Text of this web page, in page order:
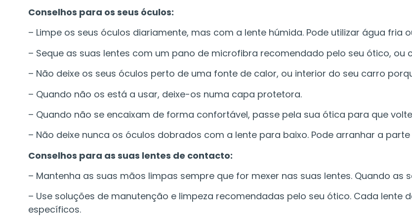
Conselhos para os seus óculos:
– Limpe os seus óculos diariamente, mas com a lente húmida. Pode utilizar água fria
– Seque as suas lentes com um pano de microfibra recomendado pelo seu ótico, ou
– Não deixe os seus óculos perto de uma fonte de calor, ou interior do seu carro
– Quando não os está a usar, deixe-os numa capa protetora.
– Quando não se encaixam de forma confortável, passe pela sua ótica para que
– Não deixe nunca os óculos dobrados com a lente para baixo. Pode arranhar a
Conselhos para as suas lentes de contacto:
– Mantenha as suas mãos limpas sempre que for mexer nas suas lentes. Quando as
– Use soluções de manutenção e limpeza recomendadas pelo seu ótico. Cada lente
específicos.